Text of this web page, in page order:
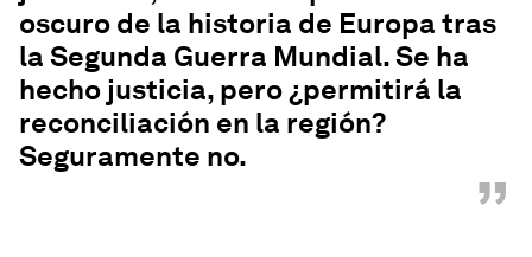
oscuro de la historia de Europa tras
la Segunda Guerra Mundial. Se ha
hecho justicia, pero ¿permitirá la
reconciliación en la región?
Seguramente no.
”